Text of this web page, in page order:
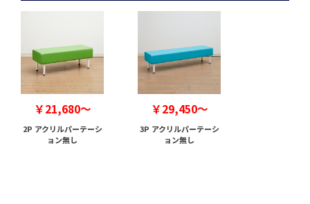
￥21,680～
2P アクリルパーテーシ
ョン無し
￥29,450～
3P アクリルパーテーシ
ョン無し